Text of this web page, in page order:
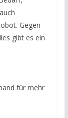
Gegen
gibt es ein
für mehr